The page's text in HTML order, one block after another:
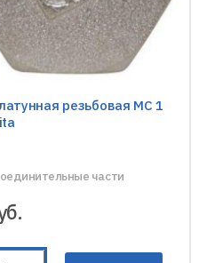
резьбовая MC 1
части